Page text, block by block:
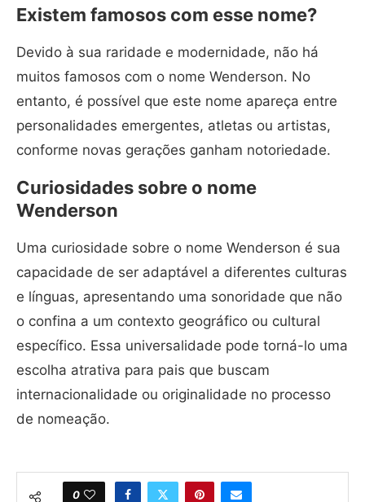
Existem famosos com esse nome?
Devido à sua raridade e modernidade, não há
muitos famosos com o nome Wenderson. No
entanto, é possível que este nome apareça entre
personalidades emergentes, atletas ou artistas,
conforme novas gerações ganham notoriedade.
Curiosidades sobre o nome
Wenderson
Uma curiosidade sobre o nome Wenderson é sua
capacidade de ser adaptável a diferentes culturas
e línguas, apresentando uma sonoridade que não
o confina a um contexto geográfico ou cultural
específico. Essa universalidade pode torná-lo uma
escolha atrativa para pais que buscam
internacionalidade ou originalidade no processo
de nomeação.
0